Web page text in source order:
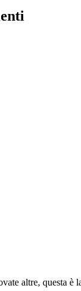
altre, questa è